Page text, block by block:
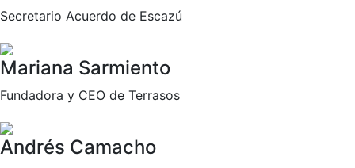
Secretario Acuerdo de Escazú
Mariana Sarmiento
Fundadora y CEO de Terrasos
Andrés Camacho